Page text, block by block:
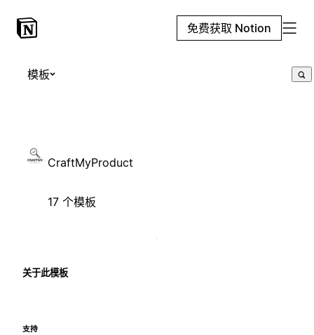
免费获取 Notion
模板
CraftMyProduct
17 个模板
关于此模板
支持